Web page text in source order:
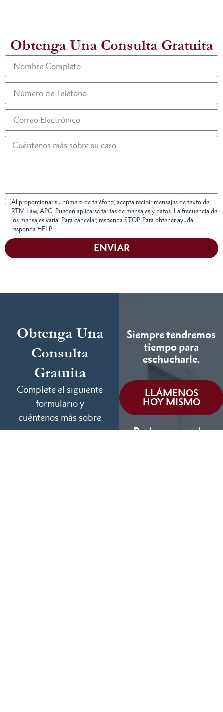
Obtenga Una Consulta Gratuita
Al proporcionar su número de teléfono, acepta recibir mensajes de texto de
RTM Law, APC. Pueden aplicarse tarifas de mensajes y datos. La frecuencia de
los mensajes varía. Para cancelar, responda STOP. Para obtener ayuda,
responda HELP.
ENVIAR
Obtenga Una
Consulta
Gratuita
Complete el siguiente
formulario y
cuéntenos más sobre
su caso.
Siempre tendremos
tiempo para
eschucharle.
LLÁMENOS
HOY MISMO
Podemos ayudar